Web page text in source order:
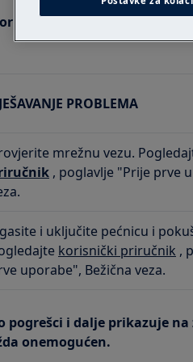
o pogrešci F601 ili
PROBLEMA
mrežnu vezu.
, poglavlje "Prije prve
i uključite pećnicu i
korisnički priručnik ,
uporabe", Bežična veza.
pogrešci i dalje prikazuje
onemogućen.